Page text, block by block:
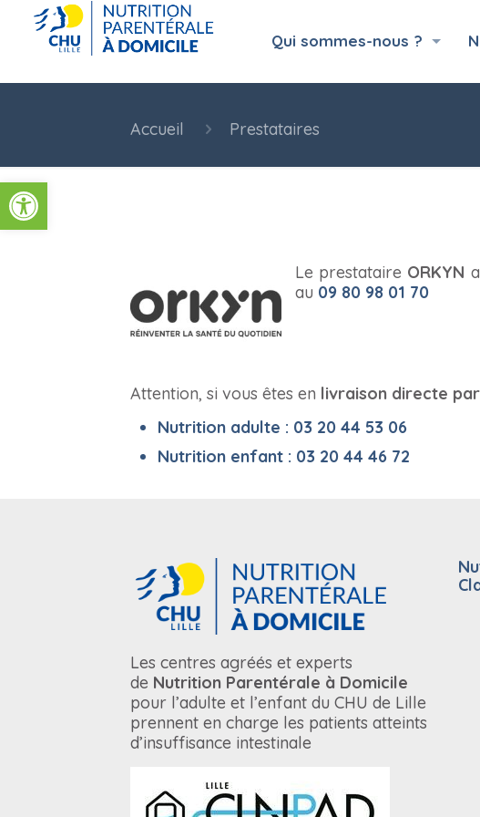
Ouvrir la barre d’outils
Qui sommes-nous ?
Accueil Prestataires
Le prestataire ORKYN
au 09 80 98 01 70
Attention, si vous êtes en livraison directe par
Nutrition adulte : 03 20 44 53 06
Nutrition enfant : 03 20 44 46 72
Les centres agréés et experts
de Nutrition Parentérale à Domicile
pour l’adulte et l’enfant du CHU de Lille
prennent en charge les patients atteints
d’insuffisance intestinale